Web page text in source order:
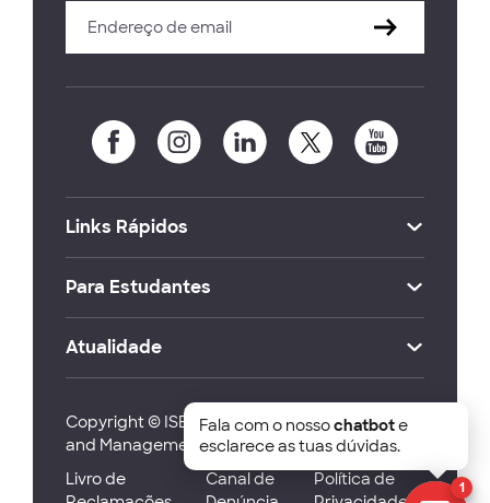
Links Rápidos
Para Estudantes
Atualidade
Copyright © ISEG Lisbon School of Economics
and Management 2026
Livro de
Canal de
Política de
1
Fala com o nossochatbote
esclarece as tuas dúvidas.